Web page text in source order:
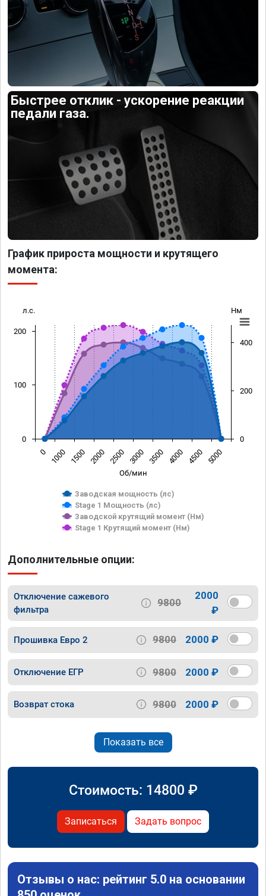
Быстрее отклик - ускорение реакции
педали газа.
График прироста мощности и крутящего
момента:
Об/мин
л.с. Нм
Заводская мощность (лс)
Stage 1 Мощность (лс)
Заводской крутящий момент (Нм)
Stage 1 Крутящий момент (Нм)
0 1000 1500 2000 2500 3000 3500 4000 4500 5000
0
100
200
0
200
400
Дополнительные опции:
Отключение сажевого
фильтра
9800
2000
₽
Прошивка Евро 2 9800 2000 ₽
Отключение ЕГР 9800 2000 ₽
Возврат стока 9800 2000 ₽
Показать все
Стоимость: 14800 ₽
Записаться Задать вопрос
Отзывы о нас: рейтинг 5.0 на основании